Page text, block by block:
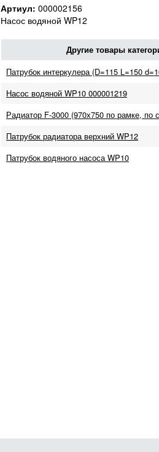
Артиул: 000002156
Насос водяной WP12
Другие товары
Патрубок интеркулера (D=115 L=150
Насос водяной WP10 000001219
Радиатор F-3000 (970х750 по рамке, по
Патрубок радиатора верхний WP12
Патрубок водяного насоса WP10